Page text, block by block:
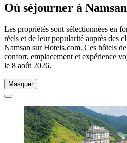
Où séjourner à
Les propriétés sont sélectionnées en
réels et de leur popularité auprès des
Namsan sur Hotels.com. Ces hôtels
confort, emplacement et expérience
le 8 août 2026.
Masquer